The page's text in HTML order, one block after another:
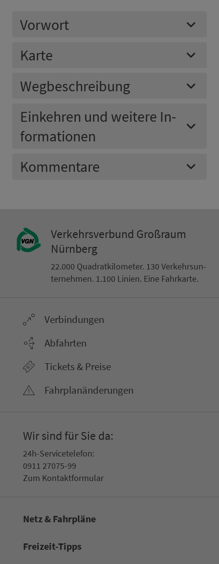
Vorwort
Karte
Weg­be­schrei­bung
Einkehren und weitere In­
for­ma­ti­onen
Kommentare
Ver­kehrs­ver­bund Groß­raum
Nürn­berg
22.000 Qua­drat­ki­lo­me­ter. 130 Ver­kehrs­un­
ter­neh­men. 1.100 Linien. Eine Fahr­kar­te.
Ver­bin­dungen
Abfahrten
Tickets & Preise
Fahr­plan­ände­rungen
Wir sind für Sie da:
24h-Ser­vice­te­le­fon:
0911 27075-99
Zum Kon­taktformular
Netz & Fahrpläne
Frei­zeit-Tipps